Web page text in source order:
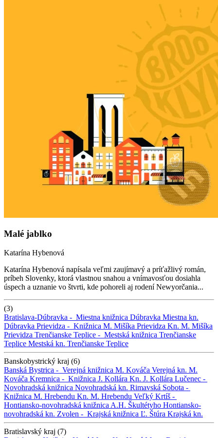
Malé jablko
Katarína Hybenová
Katarína Hybenová napísala veľmi zaujímavý a príťažlivý román,
príbeh Slovenky, ktorá vlastnou snahou a vnímavosťou dosiahla
úspech a uznanie vo štvrti, kde pohoreli aj rodení Newyorčania...
(3)
Bratislava-Dúbravka - Miestna knižnica Dúbravka Miestna kn.
Dúbravka Prievidza - Knižnica M. Mišíka Prievidza Kn. M. Mišíka
Prievidza Trenčianske Teplice - Mestská knižnica Trenčianske
Teplice Mestská kn. Trenčianske Teplice
Banskobystrický kraj (6)
Banská Bystrica - Verejná knižnica M. Kováča Verejná kn. M.
Kováča Kremnica - Knižnica J. Kollára Kn. J. Kollára Lučenec -
Novohradská knižnica Novohradská kn. Rimavská Sobota -
Knižnica M. Hrebendu Kn. M. Hrebendu Veľký Krtíš -
Hontiansko-novohradská knižnica A.H. Škultétyho Hontiansko-
novohradská kn. Zvolen - Krajská knižnica Ľ. Štúra Krajská kn.
Bratislavský kraj (7)